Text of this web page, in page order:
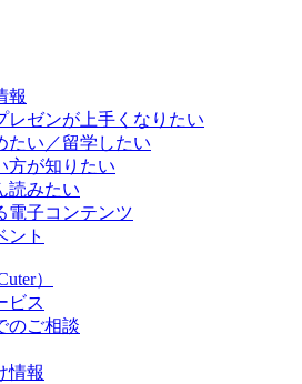
報
レゼンが上手くなりたい
たい／留学したい
方が知りたい
読みたい
電子コンテンツ
ント
）
ビス
のご相談
情報